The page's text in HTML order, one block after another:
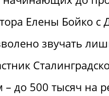
Елены Бойко
звучать
до 500 тысяч на